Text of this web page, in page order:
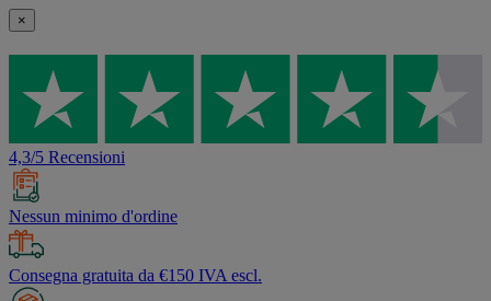
×
4,3/5 Recensioni
Nessun minimo d'ordine
Consegna gratuita da €150 IVA escl.